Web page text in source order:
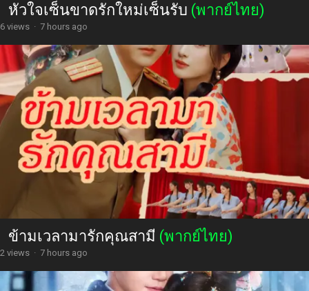
หัวใจเซ็นขาดรักใหม่เซ็นรับ (พากย์ไทย)
6 views · 7 hours ago
ข้ามเวลามารักคุณสามี (พากย์ไทย)
2 views · 7 hours ago